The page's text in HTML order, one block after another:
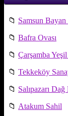
📁 Samsun
📁 Bafra Ovası
📁 Çarşamba
📁 Tekkeköy
📁 Salıpazarı
📁 Atakum Sahil